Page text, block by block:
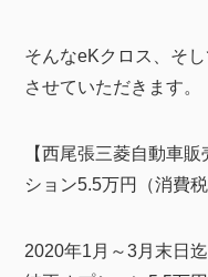
そんなeKクロス、そ
させていただきます。
【西尾張三菱自動車
ション5.5万円（消費
2020年1月～3月末日